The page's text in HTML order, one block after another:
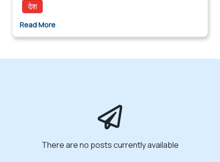
देश
Read More
There are no posts currently available